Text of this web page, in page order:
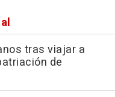
tras viajar a
de